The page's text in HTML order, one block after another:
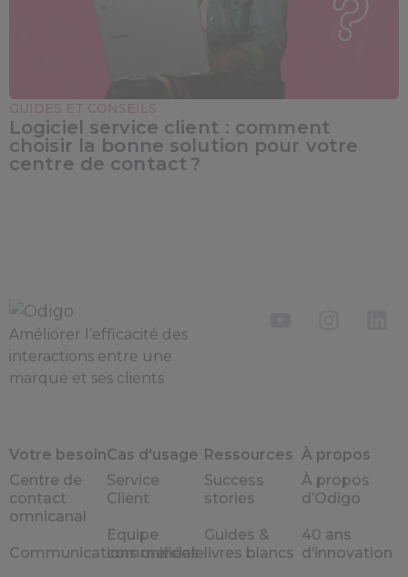
GUIDES ET CONSEILS
Logiciel service client : comment
choisir la bonne solution pour votre
centre de contact ?
Améliorer l’efficacité des
interactions entre une
marque et ses clients
Votre besoin
Centre de
contact
omnicanal
Communications unifiées
Cas d'usage
Service
Client
Equipe
commerciale
Ressources
Success
stories
Guides &
livres blancs
À propos
À propos
d’Odigo
40 ans
d’innovation